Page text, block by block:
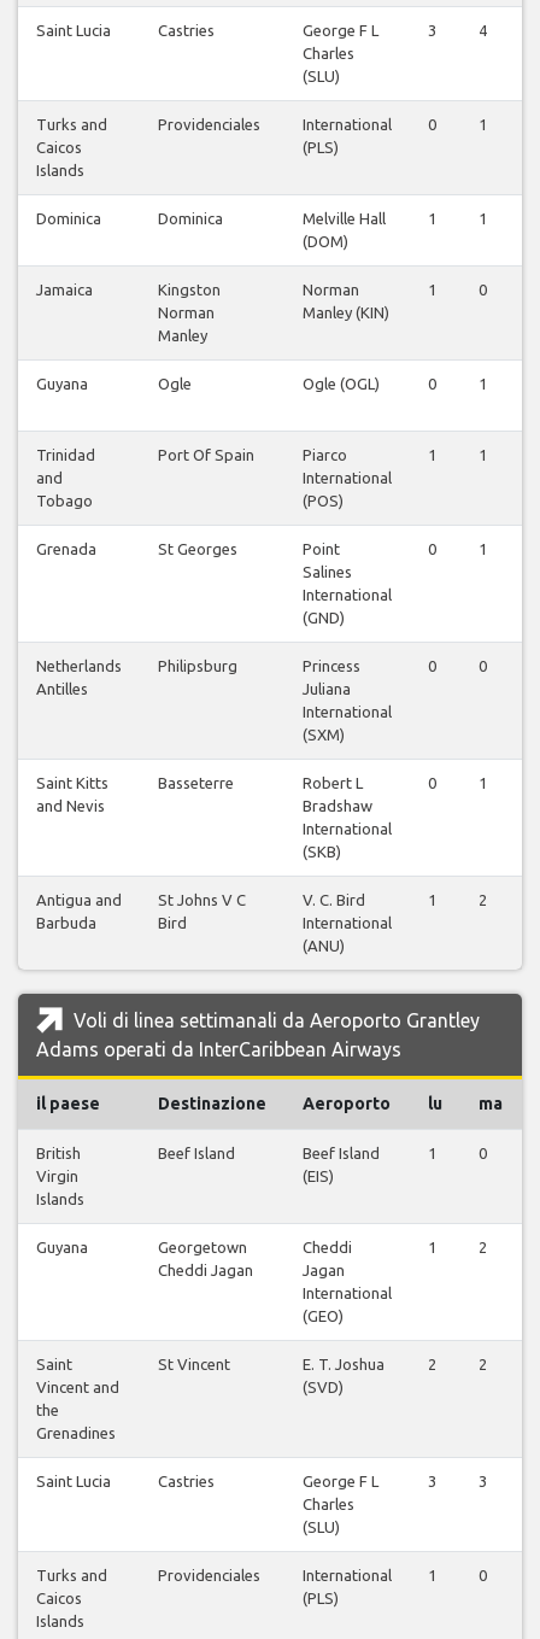
Saint Lucia Castries
George F L
Charles
(SLU)
3 4
Turks and
Caicos
Islands
Providenciales
International
(PLS)
0 1
Dominica Dominica
Melville Hall
(DOM)
1 1
Jamaica
Kingston
Norman
Manley
Norman
Manley (KIN)
1 0
Guyana Ogle Ogle (OGL) 0 1
Trinidad
and
Tobago
Port Of Spain
Piarco
International
(POS)
1 1
Grenada St Georges
Point
Salines
International
(GND)
0 1
Netherlands
Antilles
Philipsburg
Princess
Juliana
International
(SXM)
0 0
Saint Kitts
and Nevis
Basseterre
Robert L
Bradshaw
International
(SKB)
0 1
Antigua and
Barbuda
St Johns V C
Bird
V. C. Bird
International
(ANU)
1 2
Voli di linea settimanali da Aeroporto Grantley
Adams operati da InterCaribbean Airways
il paese Destinazione Aeroporto lu ma
British
Virgin
Islands
Beef Island
Beef Island
(EIS)
1 0
Guyana
Georgetown
Cheddi Jagan
Cheddi
Jagan
International
(GEO)
1 2
Saint
Vincent and
the
Grenadines
St Vincent
E. T. Joshua
(SVD)
2 2
Saint Lucia Castries
George F L
Charles
(SLU)
3 3
Turks and
Caicos
Islands
Providenciales
International
(PLS)
1 0